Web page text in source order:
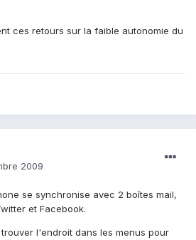
ces retours sur la faible autonomie du
2009
se synchronise avec 2 boîtes mail,
et Facebook.
l'endroit dans les menus pour